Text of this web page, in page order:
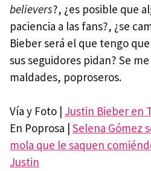
believers?, ¿es posible que
paciencia a las fans?, ¿se
Bieber será el que tengo
sus seguidores pidan? Se
maldades, poproseros.
Vía y Foto | Justin Bieber en
En Poprosa | Selena Gómez
mola que le saquen
Justin